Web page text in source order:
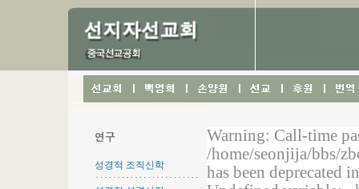
성경적 조직신학